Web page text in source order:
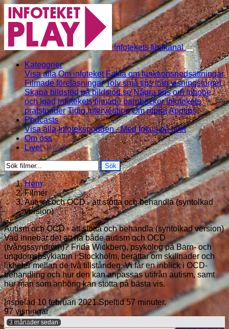
Skip to content
Infotekets filmkanal
Kategorier
Visa alla Om infoteket Fakta om funktionsnedsättningar
Filmade föreläsningar Tolv små tips från visningstorget
Skapa bildstöd på bildstod.se Några tips om Iphone
och Ipad Infotekets filmade barnböcker Infotekets
pratstunder Tidig intervention Om ritpratApptips
Podcasts
Visa alla Infotekspodden - Med fokus på livet
Om oss
Live!On Air
Sök
Hem
Filmer
Autism och OCD - att stötta och behandla (syntolkad
version)
Autism och OCD - att stötta och behandla (syntolkad version)
Vad innebär det att ha både autism och OCD
(tvångssyndrom)? Frida Wickberg, psykolog på Barn- och
ungdomspsykiatrin i Stockholm, berättar om skillnader och
likheter mellan de två tillstånden. Vi får en inblick i OCD-
behandling och hur den kan anpassas utifrån autism, samt
hur man som anhörig kan stötta på bästa vis.
Inspelad 10 februari 2021.Speltid 57 minuter.
97 visningar
3 månader sedan